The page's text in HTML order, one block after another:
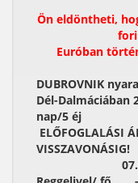
Ön eldöntheti,
Euróban
DUBROVNIK
Dél-Dalmáciában
nap/5 éj
ELŐFOGLALÁSI
VISSZAVONÁSIG!